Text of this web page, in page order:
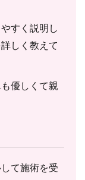
すく説明し
しく教えて
優しくて親
て施術を受